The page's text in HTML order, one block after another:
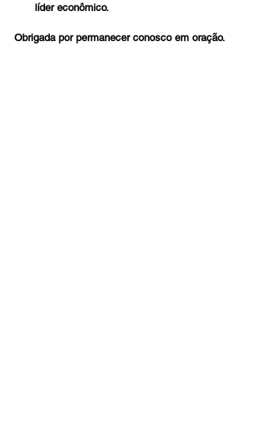
líder econômico.
Obrigada por permanecer conosco em oração.